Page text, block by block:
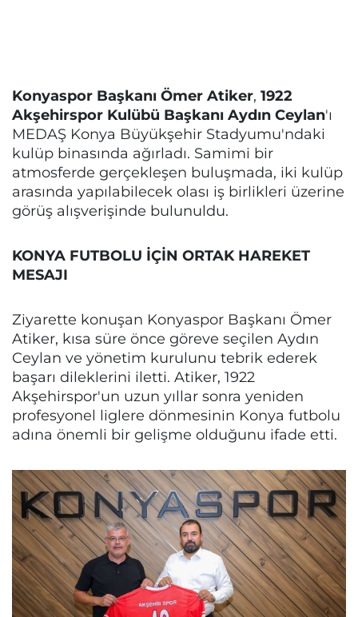
Konyaspor Başkanı Ömer Atiker, 1922
Akşehirspor Kulübü Başkanı Aydın Ceylan'ı
MEDAŞ Konya Büyükşehir Stadyumu'ndaki
kulüp binasında ağırladı. Samimi bir
atmosferde gerçekleşen buluşmada, iki kulüp
arasında yapılabilecek olası iş birlikleri üzerine
görüş alışverişinde bulunuldu.
KONYA FUTBOLU İÇİN ORTAK HAREKET
MESAJI
Ziyarette konuşan Konyaspor Başkanı Ömer
Atiker, kısa süre önce göreve seçilen Aydın
Ceylan ve yönetim kurulunu tebrik ederek
başarı dileklerini iletti. Atiker, 1922
Akşehirspor'un uzun yıllar sonra yeniden
profesyonel liglere dönmesinin Konya futbolu
adına önemli bir gelişme olduğunu ifade etti.